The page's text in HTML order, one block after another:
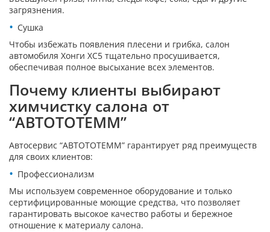
загрязнения.
Сушка
Чтобы избежать появления плесени и грибка, салон
автомобиля Хонги ХС5 тщательно просушивается,
обеспечивая полное высыхание всех элементов.
Почему клиенты выбирают
химчистку салона от
“АВТОТОТЕММ”
Автосервис “АВТОТОТЕММ” гарантирует ряд преимуществ
для своих клиентов:
Профессионализм
Мы используем современное оборудование и только
сертифицированные моющие средства, что позволяет
гарантировать высокое качество работы и бережное
отношение к материалу салона.